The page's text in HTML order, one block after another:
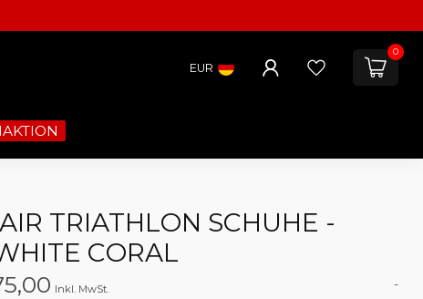
EUR
0
TRIATHLON SCHUHE -
CORAL
Inkl. MwSt. -